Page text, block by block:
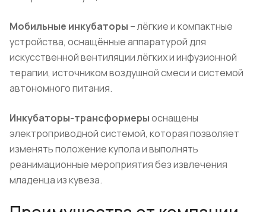
Мобильные инкубаторы – лёгкие и компактные
устройства, оснащённые аппаратурой для
искусственной вентиляции лёгких и инфузионной
терапии, источником воздушной смеси и системой
автономного питания.
Инкубаторы-трансформерыоснащены
электроприводной системой, которая позволяет
изменять положение купола и выполнять
реанимационные мероприятия без извлечения
младенца из кувеза.